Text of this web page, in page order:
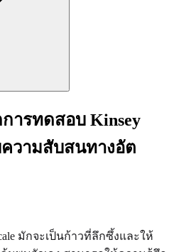
ารทดสอบ Kinsey
ความสับสนทางอัต
มักจะเป็นก้าวที่ลึกซึ้งและให้